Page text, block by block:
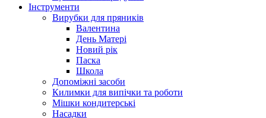
Інструменти
Вирубки для пряників
Валентина
День Матері
Новий рік
Паска
Школа
Допоміжні засоби
Килимки для випічки та роботи
Мішки кондитерські
Насадки